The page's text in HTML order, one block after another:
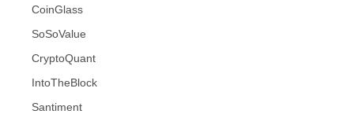
CoinGlass
SoSoValue
CryptoQuant
IntoTheBlock
Santiment